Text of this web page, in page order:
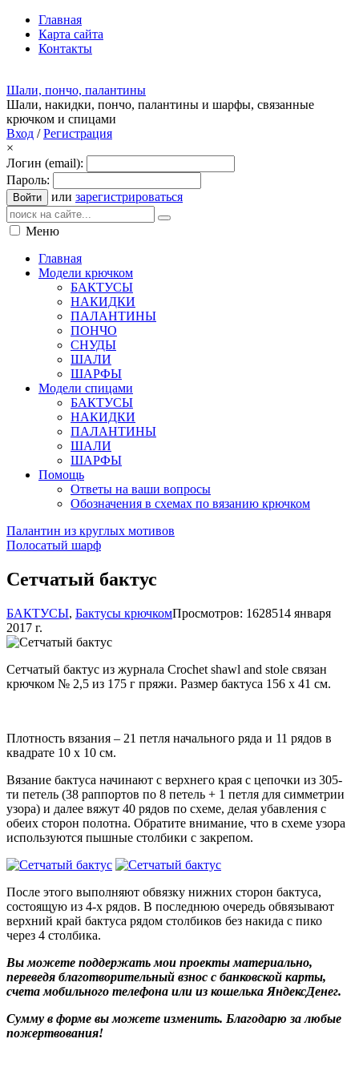
Главная
Карта сайта
Контакты
Шали, пончо, палантины
Шали, накидки, пончо, палантины и шарфы, связанные
крючком и спицами
Вход /Регистрация
×
Логин (email):
Пароль:
Войти или зарегистрироваться
Меню
Главная
Модели крючком
БАКТУСЫ
НАКИДКИ
ПАЛАНТИНЫ
ПОНЧО
СНУДЫ
ШАЛИ
ШАРФЫ
Модели спицами
БАКТУСЫ
НАКИДКИ
ПАЛАНТИНЫ
ШАЛИ
ШАРФЫ
Помощь
Ответы на ваши вопросы
Обозначения в схемах по вязанию крючком
Палантин из круглых мотивов
Полосатый шарф
Сетчатый бактус
БАКТУСЫ, Бактусы крючкомПросмотров: 1628514 января
2017 г.
Сетчатый бактус из журнала Crochet shawl and stole связан
крючком № 2,5 из 175 г пряжи. Размер бактуса 156 х 41 см.
Плотность вязания – 21 петля начального ряда и 11 рядов в
квадрате 10 х 10 см.
Вязание бактуса начинают с верхнего края с цепочки из 305-
ти петель (38 раппортов по 8 петель + 1 петля для симметрии
узора) и далее вяжут 40 рядов по схеме, делая убавления с
обеих сторон полотна. Обратите внимание, что в схеме узора
используются пышные столбики с закрепом.
После этого выполняют обвязку нижних сторон бактуса,
состоящую из 4-х рядов. В последнюю очередь обвязывают
верхний край бактуса рядом столбиков без накида с пико
через 4 столбика.
Вы можете поддержать мои проекты материально,
переведя благотворительный взнос с банковской карты,
счета мобильного телефона или из кошелька ЯндексДенег.
Сумму в форме вы можете изменить. Благодарю за любые
пожертвования!